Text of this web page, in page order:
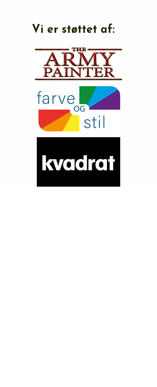
Vi er støttet af: